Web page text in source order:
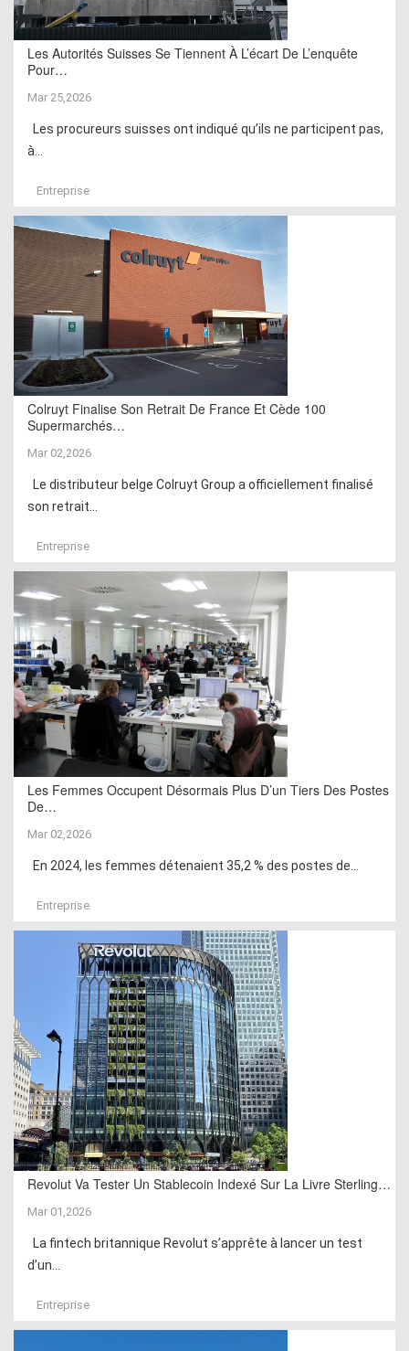
Les Autorités Suisses Se Tiennent À L’écart De L’enquête
Pour…
Mar 25,2026
Les procureurs suisses ont indiqué qu’ils ne participent pas,
à...
Entreprise
Colruyt Finalise Son Retrait De France Et Cède 100
Supermarchés…
Mar 02,2026
Le distributeur belge Colruyt Group a officiellement finalisé
son retrait...
Entreprise
Les Femmes Occupent Désormais Plus D’un Tiers Des Postes
De…
Mar 02,2026
En 2024, les femmes détenaient 35,2 % des postes de...
Entreprise
Revolut Va Tester Un Stablecoin Indexé Sur La Livre Sterling…
Mar 01,2026
La fintech britannique Revolut s’apprête à lancer un test
d’un...
Entreprise